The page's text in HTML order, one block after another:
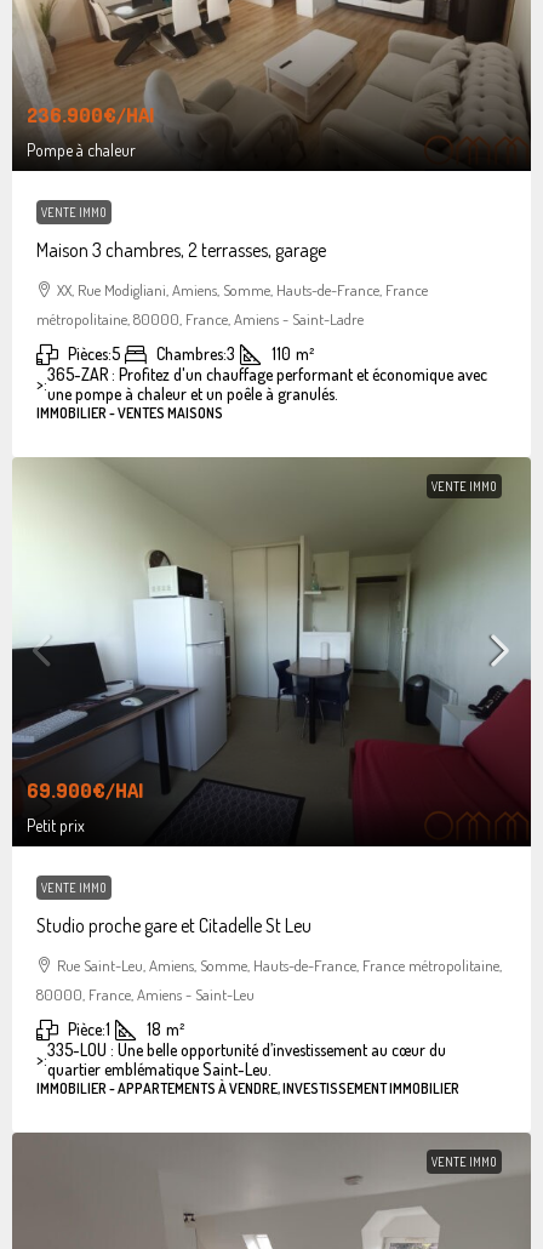
236.900€/HAI
Pompe à chaleur
VENTE IMMO
Maison 3 chambres, 2 terrasses, garage
XX, Rue Modigliani, Amiens, Somme, Hauts-de-France, France
métropolitaine, 80000, France, Amiens - Saint-Ladre
Pièces:5 Chambres:3 110 m²
>:365-ZAR : Profitez d'un chauffage performant et économique avec
une pompe à chaleur et un poêle à granulés.
IMMOBILIER - VENTES MAISONS
VENTE IMMO
69.900€/HAI
Petit prix
VENTE IMMO
Studio proche gare et Citadelle St Leu
Rue Saint-Leu, Amiens, Somme, Hauts-de-France, France métropolitaine,
80000, France, Amiens - Saint-Leu
Pièce:1 18 m²
>:335-LOU : Une belle opportunité d’investissement au cœur du
quartier emblématique Saint-Leu.
IMMOBILIER - APPARTEMENTS À VENDRE, INVESTISSEMENT IMMOBILIER
VENTE IMMO